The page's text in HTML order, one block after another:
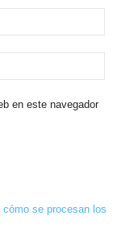
en este navegador
cómo se procesan los